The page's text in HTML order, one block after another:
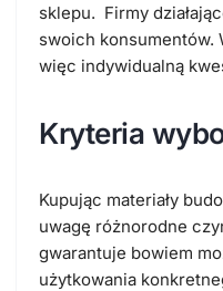
sklepu. Firmy
swoich konsumentów.
więc indywidualną
Kryteria
Kupując materiały
uwagę różnorodne
gwarantuje bowiem
użytkowania